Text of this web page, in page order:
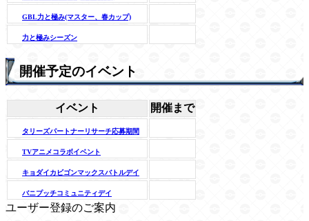
GBL力と極み(マスター、春カップ)
力と極みシーズン
開催予定のイベント
イベント 開催まで
タリーズパートナーリサーチ応募期間
TVアニメコラボイベント
キョダイカビゴンマックスバトルデイ
バニプッチコミュニティデイ
ユーザー登録のご案内